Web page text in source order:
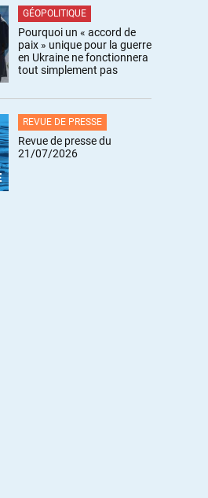
GÉOPOLITIQUE
Pourquoi un « accord de
paix » unique pour la guerre
en Ukraine ne fonctionnera
tout simplement pas
REVUE DE PRESSE
Revue de presse du
21/07/2026